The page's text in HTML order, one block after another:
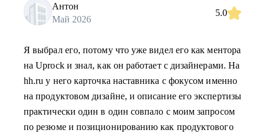
Антон
Май 2026
5.0
Я выбрал его, потому что уже видел его как ментора
на Uprock и знал, как он работает с дизайнерами. На
hh.ru у него карточка наставника с фокусом именно
на продуктовом дизайне, и описание его экспертизы
практически один в один совпало с моим запросом
по резюме и позиционированию как продуктового